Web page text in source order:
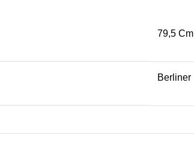
79,5 Cm
Berliner